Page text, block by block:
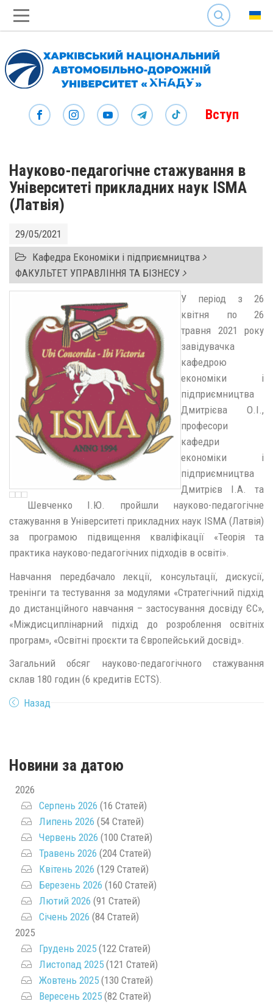
SEARCH
Вступ
Науково-педагогічне стажування в
Університеті прикладних наук ISMA
(Латвія)
29/05/2021
Кафедра Економіки і підприємництва
ФАКУЛЬТЕТ УПРАВЛІННЯ ТА БІЗНЕСУ
У період з 26
квітня по 26
травня 2021 року
завідувачка
кафедрою
економіки і
підприємництва
Дмитрієва О.І.,
професори
кафедри
економіки і
підприємництва
Дмитрієв І.А. та
Шевченко І.Ю. пройшли науково-педагогічне
стажування в Університеті прикладних наук ISMA (Латвія)
за програмою підвищення кваліфікації «Теорія та
практика науково-педагогічних підходів в освіті».
Навчання передбачало лекції, консультації, дискусії,
тренінги та тестування за модулями «Стратегічний підхід
до дистанційного навчання – застосування досвіду ЄС»,
«Міждисциплінарний підхід до розроблення освітніх
програм», «Освітні проєкти та Європейський досвід».
Загальний обсяг науково-педагогічного стажування
склав 180 годин (6 кредитів ECTS).
Назад
Новини за датою
2026
Серпень 2026 (16 Статей)
Липень 2026 (54 Статей)
Червень 2026 (100 Статей)
Травень 2026 (204 Статей)
Квітень 2026 (129 Статей)
Березень 2026 (160 Статей)
Лютий 2026 (91 Статей)
Січень 2026 (84 Статей)
2025
Грудень 2025 (122 Статей)
Листопад 2025 (121 Статей)
Жовтень 2025 (130 Статей)
Вересень 2025 (82 Статей)